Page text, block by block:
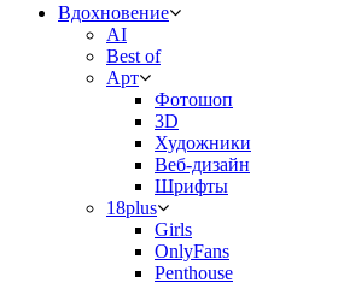
Вдохновение
AI
Best of
Арт
Фотошоп
3D
Художники
Веб-дизайн
Шрифты
18plus
Girls
OnlyFans
Penthouse